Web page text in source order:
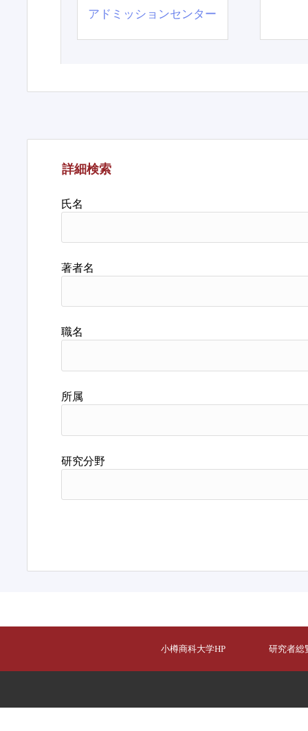
アドミッションセンター
詳細検索
氏名
著者名
職名
所属
研究分野
小樽商科大学HP 研究者総